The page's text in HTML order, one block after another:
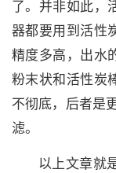
了。并非如此，
器都要用到活性
精度多高，出水
粉末状和活性炭
不彻底，后者是
滤。
以上文章就